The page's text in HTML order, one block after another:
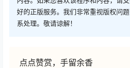
好的正版服务。我们非常重视版权问
系处理。敬请谅解！
点点赞赏，手留余香